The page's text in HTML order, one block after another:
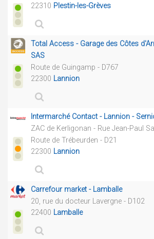
22310 Plestin-les-Grèves
Total Access - Garage des Côtes
SAS
Route de Guingamp - D767
22300 Lannion
Intermarché Contact - Lannion -
ZAC de Kerligonan - Rue Jean-Paul
Route de Trébeurden - D21
22300 Lannion
Carrefour market - Lamballe
20, rue du docteur Lavergne - D102
22400 Lamballe